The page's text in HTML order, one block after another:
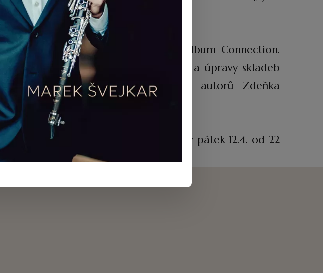
natočil letos vydané debutové album Connection.
repertoár. Najdeme zde skladby a úpravy skladeb
Saint-Saënse vedle děl českých autorů Zdeňka
9. dubna od 19.00 a reprízami v pátek 12.4. od 22